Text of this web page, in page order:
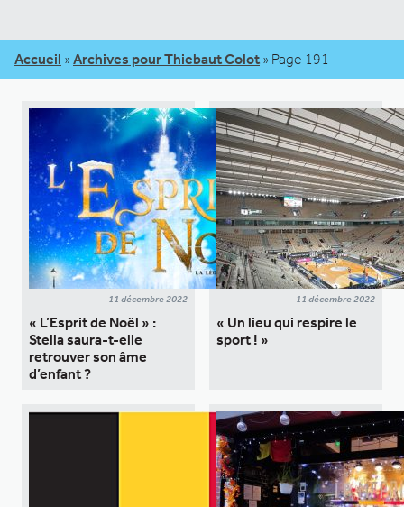
Accueil » Archives pour Thiebaut Colot » Page 191
11 décembre 2022
« L’Esprit de Noël » :
Stella saura-t-elle
retrouver son âme
d’enfant ?
11 décembre 2022
« Un lieu qui respire le
sport ! »